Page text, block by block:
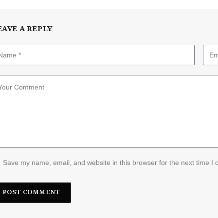
A REPLY
Save my name, email, and website in this browser for the next time I